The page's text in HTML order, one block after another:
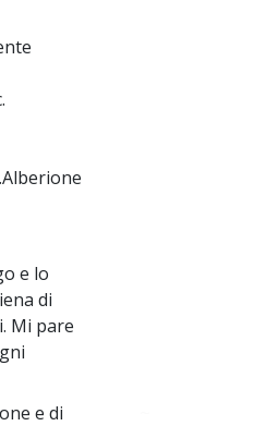
e lo
di
Mi pare
e di